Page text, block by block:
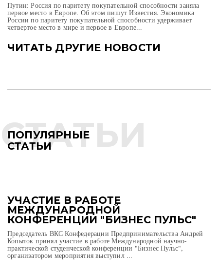
Путин: Россия по паритету покупательной способности заняла
первое место в Европе. Об этом пишут Известия. Экономика
России по паритету покупательной способности удерживает
четвертое место в мире и первое в Европе...
ЧИТАТЬ ДРУГИЕ НОВОСТИ
ПОПУЛЯРНЫЕ
СТАТЬИ
УЧАСТИЕ В РАБОТЕ
МЕЖДУНАРОДНОЙ
КОНФЕРЕНЦИИ "БИЗНЕС ПУЛЬС"
Председатель ВКС Конфедерации Предпринимательства Андрей
Копыток принял участие в работе Международной научно-
практической студенческой конференции "Бизнес Пульс",
организатором мероприятия выступил ...